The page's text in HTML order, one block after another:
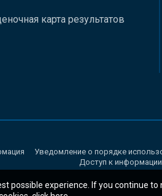
карта результатов
Уведомление о порядке
Доступ к информации
possible experience. If you continue